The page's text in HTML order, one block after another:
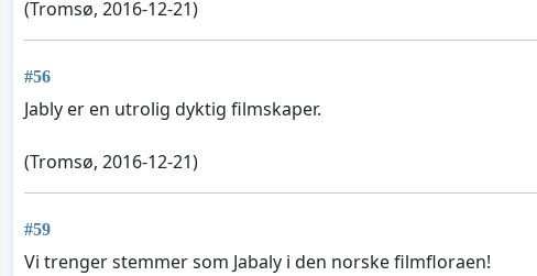
(Tromsø, 2016-12-21)
#56
Jably er en utrolig dyktig filmskaper.
(Tromsø, 2016-12-21)
#59
Vi trenger stemmer som Jabaly i den norske filmfloraen!